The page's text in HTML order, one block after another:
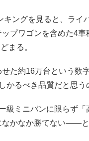
キングを見ると、ライ
ップワゴンを含めた4
まる。
た約16万台という数
かるべき品質だと思う
級ミニバンに限らず
かなか勝てない――と